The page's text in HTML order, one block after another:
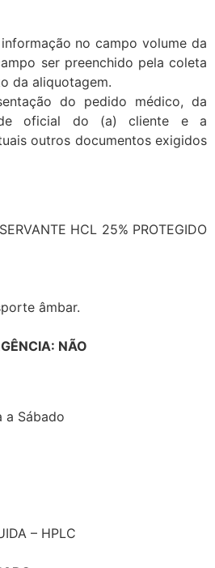
no campo volume da
ser preenchido pela coleta
da aliquotagem.
do pedido médico, da
oficial do (a) cliente e a
outros documentos exigidos
HCL 25% PROTEGIDO
âmbar.
NÃO
a Sábado
– HPLC